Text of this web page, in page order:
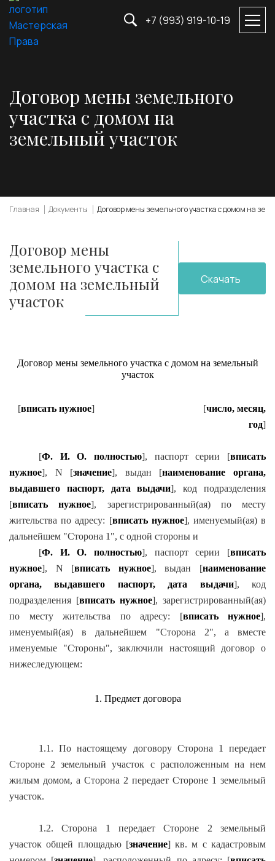
Договор мены земельного
участка с домом на
земельный участок
+7 (993) 919-10-19
Главная Документы Договор мены земельного участка с домом на
Договор мены
земельного участка с
домом на земельный
участок
Скачать
Договор мены земельного участка с домом на земельный
участок
[вписать нужное] [число, месяц,
год]
[Ф. И. О. полностью], паспорт серии [вписать
нужное], N [значение], выдан [наименование органа,
выдавшего паспорт, дата выдачи], код подразделения
[вписать нужное], зарегистрированный(ая) по месту
жительства по адресу: [вписатьнужное], именуемый(ая) в
дальнейшем "Сторона 1", с одной стороны и
[Ф. И. О. полностью], паспорт серии [вписать
нужное], N [вписать нужное], выдан [наименование
органа, выдавшего паспорт, дата выдачи], код
подразделения [вписать нужное], зарегистрированный(ая)
по месту жительства по адресу: [вписать нужное],
именуемый(ая) в дальнейшем "Сторона 2", а вместе
именуемые "Стороны", заключили настоящий договор о
нижеследующем:
1. Предмет договора
1.1. По настоящему договору Сторона 1 передает
Стороне 2 земельный участок с расположенным на нем
жилым домом, а Сторона 2 передает Стороне 1 земельный
участок.
1.2. Сторона 1 передает Стороне 2 земельный
участок общей площадью [значение] кв. м с кадастровым